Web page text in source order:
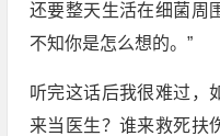
还要整天生活在细菌周
不知你是怎么想的。”
听完这话后我很难过，
来当医生？谁来救死扶